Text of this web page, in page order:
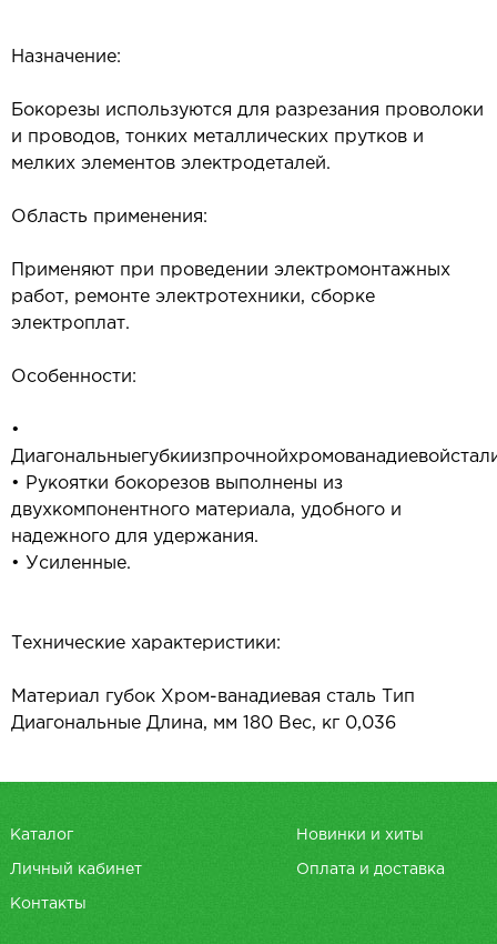
Назначение:
Бокорезы используются для разрезания проволоки
и проводов, тонких металлических прутков и
мелких элементов электродеталей.
Область применения:
Применяют при проведении электромонтажных
работ, ремонте электротехники, сборке
электроплат.
Особенности:
•
• Рукоятки бокорезов выполнены из
двухкомпонентного материала, удобного и
надежного для удержания.
• Усиленные.
Технические характеристики:
Материал губок Хром-ванадиевая сталь Тип
Диагональные Длина, мм 180 Вес, кг 0,036
Каталог Новинки и хиты
Личный кабинет Оплата и доставка
Контакты